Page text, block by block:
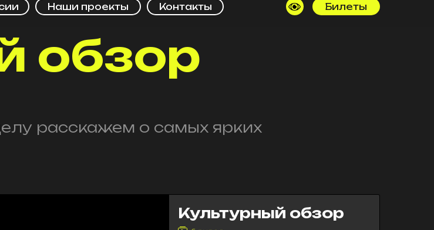
Билеты
Наши проекты Контакты
обзор
расскажем о самых ярких
Культурный обзор